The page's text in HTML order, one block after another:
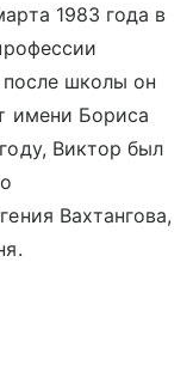
1983 года в
после школы он
имени Бориса
Виктор был
Вахтангова,